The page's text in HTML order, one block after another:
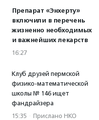
Препарат «Энхерту»
включили в перечень
жизненно необходимых
и важнейших лекарств
16:27
Клуб друзей пермской
физико-математической
школы № 146 ищет
фандрайзера
15:35 · Прислано НКО